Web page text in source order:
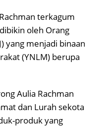
terkagum
oleh Orang
yang menjadi binaan
(YNLM) berupa
Aulia Rachman
dan Lurah sekota
produk yang